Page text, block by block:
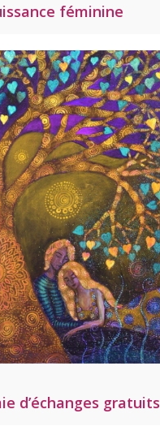
féminine
d’échanges gratuits